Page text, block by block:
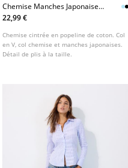
Chemise Manches Japonaises
Cintree A Plis
22,99 €
Chemise cintrée en popeline de coton. Col
en V, col chemise et manches japonaises.
Détail de plis à la taille.